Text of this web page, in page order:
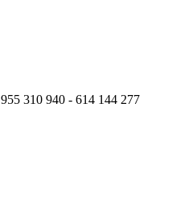
955 310 940 - 614 144 277